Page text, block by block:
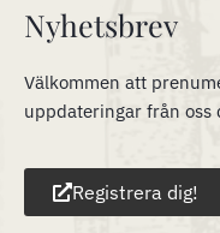
Nyhetsbrev
Välkommen att
uppdateringar från
Registrera dig!